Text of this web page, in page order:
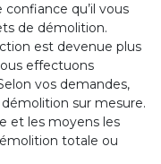
qu’il vous
de démolition.
est devenue plus
effectuons
vos demandes,
sur mesure.
et les moyens les
totale ou